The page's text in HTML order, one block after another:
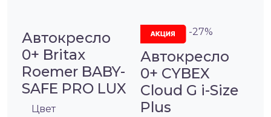
Автокресло
0+ Britax
Roemer BABY-
SAFE PRO LUX
Цвет
-27%
Автокресло
0+ CYBEX
Cloud G i-Size
Plus